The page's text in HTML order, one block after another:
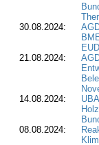
30.08.2024:
21.08.2024:
14.08.2024:
08.08.2024: